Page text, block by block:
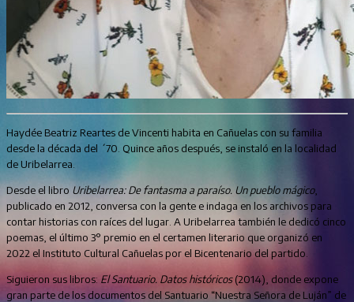
Haydée Beatriz Reartes de Vincenti habita en Cañuelas con su familia
desde la década del ´70. Quince años después, se instaló en la localidad
de Uribelarrea.
Desde el libro Uribelarrea: De fantasma a paraíso. Un pueblo mágico,
publicado en 2012, conversa con la gente e indaga en los archivos para
contar historias con raíces del lugar. A Uribelarrea también le dedicó cinco
poemas, el último 3° premio en el certamen literario que organizó en
2022 el Instituto Cultural Cañuelas por el Bicentenario del partido.
Siguieron sus libros: El Santuario. Datos históricos(2014), donde expone
gran parte de los documentos del Santuario “Nuestra Señora de Luján” de